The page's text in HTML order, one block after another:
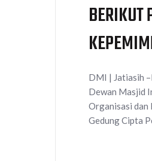
BERIKUT
DMI | Jatiasih
Dewan Masjid
Organisasi dan
Gedung Cipta